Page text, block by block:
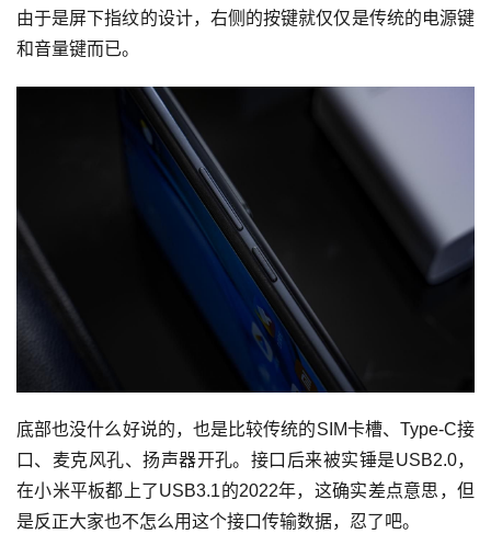
由于是屏下指纹的设计，右侧的按键就仅仅是传统的电源键
和音量键而已。
底部也没什么好说的，也是比较传统的SIM卡槽、Type-C接
口、麦克风孔、扬声器开孔。接口后来被实锤是USB2.0，
在小米平板都上了USB3.1的2022年，这确实差点意思，但
是反正大家也不怎么用这个接口传输数据，忍了吧。